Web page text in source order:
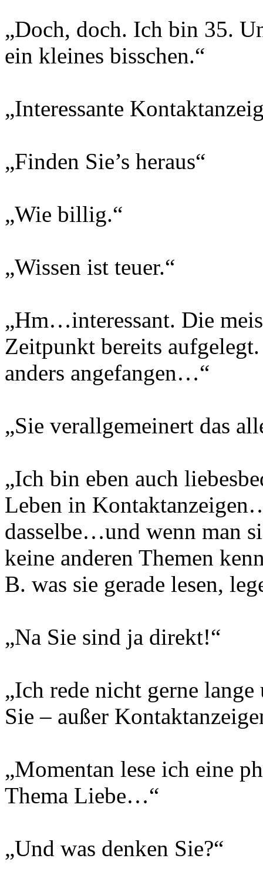
„Doch, doch. Ich bin 35.
ein kleines bisschen.“
„Interessante
„Finden Sie’s heraus“
„Wie billig.“
„Wissen ist teuer.“
„Hm…interessant. Die
Zeitpunkt bereits
anders angefangen…“
„Sie verallgemeinert das
„Ich bin eben auch
Leben in
dasselbe…und wenn man
keine anderen Themen
B. was sie gerade lesen,
„Na Sie sind ja direkt!“
„Ich rede nicht gerne
Sie – außer
„Momentan lese ich eine
Thema Liebe…“
„Und was denken Sie?“